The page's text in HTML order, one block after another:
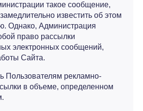
такое сообщение,
известить об этом
Однако, Администрация
право рассылки
электронных сообщений,
Сайта.
Пользователям рекламно-
в объеме, определенном